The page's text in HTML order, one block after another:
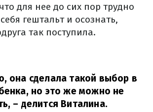
для нее до сих пор трудно
гештальт и осознать,
так поступила.
она сделала такой выбор в
но это же можно не
– делится Виталина.